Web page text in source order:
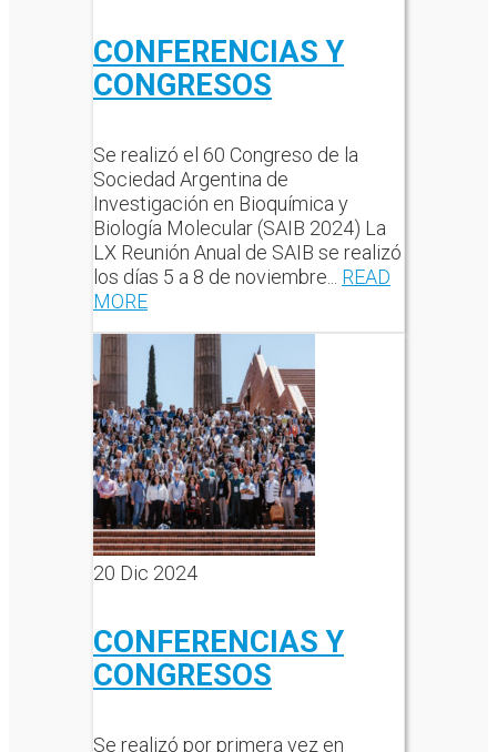
CONFERENCIAS Y
CONGRESOS
Se realizó el 60 Congreso de la
Sociedad Argentina de
Investigación en Bioquímica y
Biología Molecular (SAIB 2024) La
LX Reunión Anual de SAIB se realizó
los días 5 a 8 de noviembre... READ
MORE
20 Dic 2024
CONFERENCIAS Y
CONGRESOS
Se realizó por primera vez en